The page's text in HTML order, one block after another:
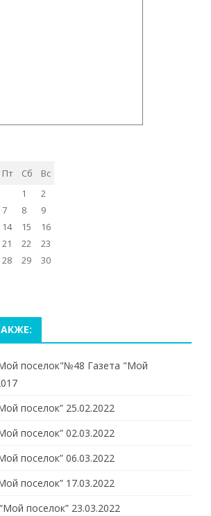
Пт Сб
Вс
1
2
7 8
9
14 15
16
21 22
23
28 29
30
№48 Газета "Мой
поселок” 25.02.2022
поселок” 02.03.2022
поселок” 06.03.2022
поселок” 17.03.2022
поселок” 23.03.2022